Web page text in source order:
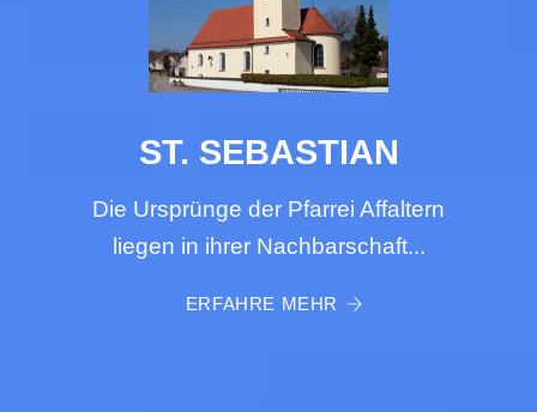
ST. SEBASTIAN
Die Ursprünge der Pfarrei Affaltern
liegen in ihrer Nachbarschaft...
ERFAHRE MEHR